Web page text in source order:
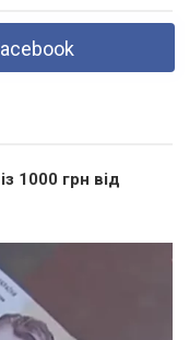
1000 грн від